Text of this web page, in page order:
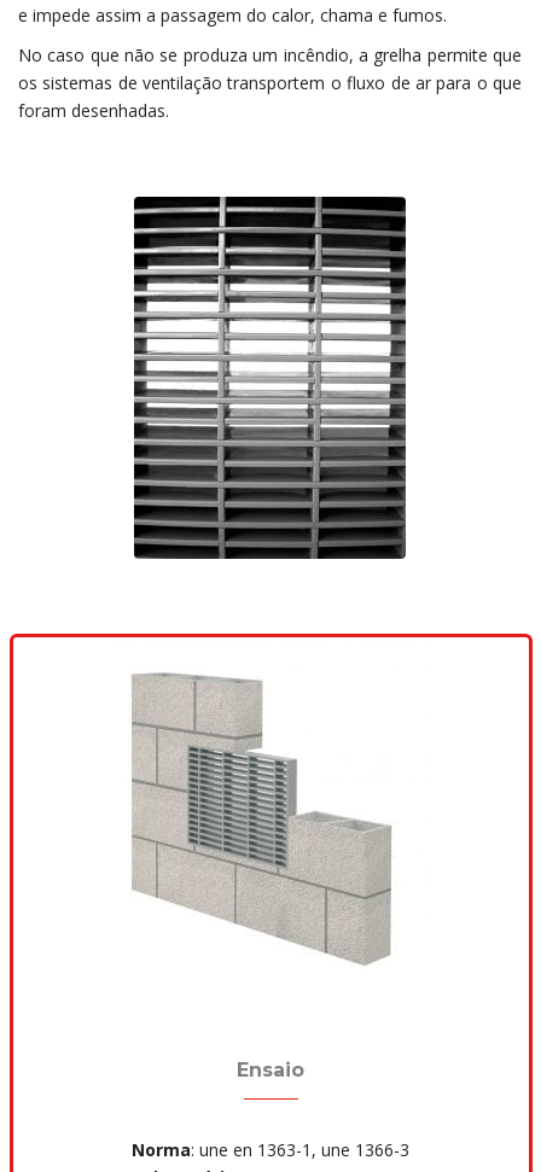
e impede assim a passagem do calor, chama e fumos.
No caso que não se produza um incêndio, a grelha permite que
os sistemas de ventilação transportem o fluxo de ar para o que
foram desenhadas.
Ensaio
Norma: une en 1363-1, une 1366-3